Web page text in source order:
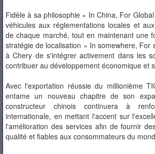
Fidèle à sa philosophie « In China, For
véhicules aux réglementations locales et
de chaque marché, tout en maintenant une
stratégie de localisation « In somewhere, For
à Chery de s'intégrer activement dans les
contribuer au développement économique et
Avec l'exportation réussie du millionième
entame un nouveau chapitre de son
constructeur chinois continuera à
internationale, en mettant l'accent sur
l'amélioration des services afin de fournir
qualité et fiables aux consommateurs du